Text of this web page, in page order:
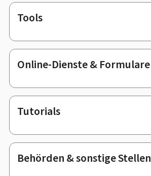
Footer
Tools
Online-Dienste & Formulare
Tutorials
Behörden & sonstige Stellen